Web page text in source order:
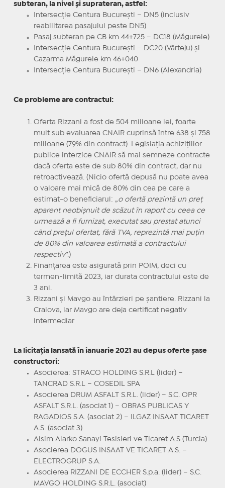
subteran, la nivel și suprateran, astfel:
Intersecție Centura București – DN5 (inclusiv
reabilitarea pasajului peste DN5)
Pasaj subteran pe CB km 44+725 – DC18 (Măgurele)
Intersecție Centura București – DC20 (Vârteju) și
Cazarma Măgurele km 46+040
Intersecție Centura București – DN6 (Alexandria)
Ce probleme are contractul:
Oferta Rizzani a fost de 504 milioane lei, foarte
mult sub evaluarea CNAIR cuprinsă între 638 și 758
milioane (79% din contract). Legislația achizițiilor
publice interzice CNAIR să mai semneze contracte
dacă oferta este de sub 80% din contract, dar nu
retroactivează. (Nicio ofertă depusă nu poate avea
o valoare mai mică de 80% din cea pe care a
estimat-o beneficiarul: „o ofertă prezintă un preţ
aparent neobişnuit de scăzut în raport cu ceea ce
urmează a fi furnizat, executat sau prestat atunci
când preţul ofertat, fără TVA, reprezintă mai puţin
de 80% din valoarea estimată a contractului
respectiv”.)
Finanțarea este asigurată prin POIM, deci cu
termen-limită 2023, iar durata contractului este de
3 ani.
Rizzani și Mavgo au întârzieri pe șantiere. Rizzani la
Craiova, iar Mavgo are deja certificat negativ
intermediar
La licitația lansată în ianuarie 2021 au depus oferte șase
constructori:
Asocierea: STRACO HOLDING S.R.L (lider) –
TANCRAD S.R.L – COSEDIL SPA
Asocierea DRUM ASFALT S.R.L. (lider) – S.C. OPR
ASFALT S.R.L. (asociat 1) – OBRAS PUBLICAS Y
RAGADIOS S.A. (asociat 2) – ILGAZ INSAAT TICARET
A.S. (asociat 3)
Alsim Alarko Sanayi Tesisleri ve Ticaret A.S (Turcia)
Asocierea DOGUS INSAAT VE TICARET A.S. –
ELECTROGRUP S.A.
Asocierea RIZZANI DE ECCHER S.p.a. (lider) – S.C.
MAVGO HOLDING S.R.L. (asociat)